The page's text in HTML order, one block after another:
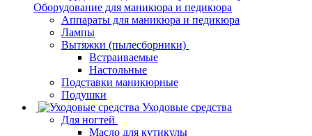
Оборудование для маникюра и педикюра
Аппараты для маникюра и педикюра
Лампы
Вытяжки (пылесборники)
Встраиваемые
Настольные
Подставки маникюрные
Подушки
Уходовые средства
Для ногтей
Масло для кутикулы